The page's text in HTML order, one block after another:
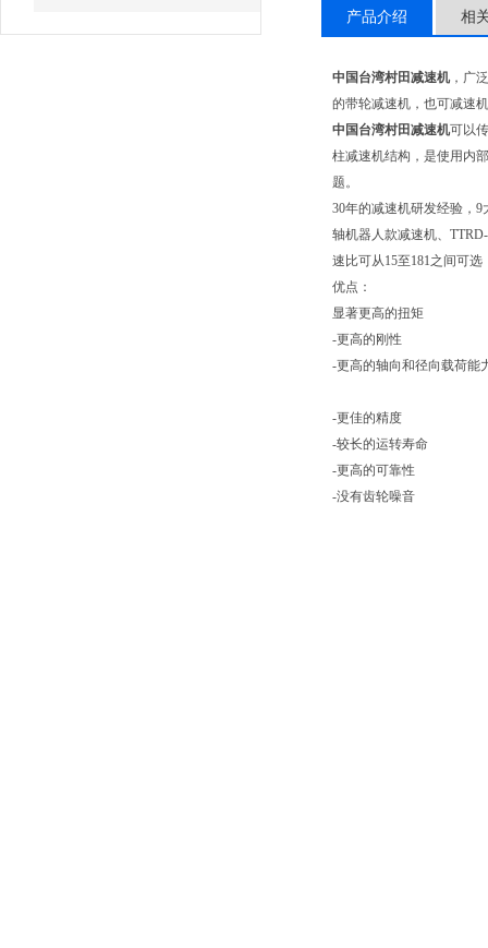
产品介绍 相
中国台湾村田减速机，广
的带轮减速机，也可减速
中国台湾村田减速机可以
柱减速机结构，是使用内
题。
30年的减速机研发经验，
轴机器人款减速机、
速比可从15至181之间可选
优点：
显著更高的扭矩
-更高的刚性
-更高的轴向和径向载荷能
-更佳的精度
-较长的运转寿命
-更高的可靠性
-没有齿轮噪音